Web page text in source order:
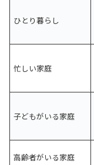
ひとり暮らし
忙しい家庭
子どもがいる家庭
高齢者がいる家庭